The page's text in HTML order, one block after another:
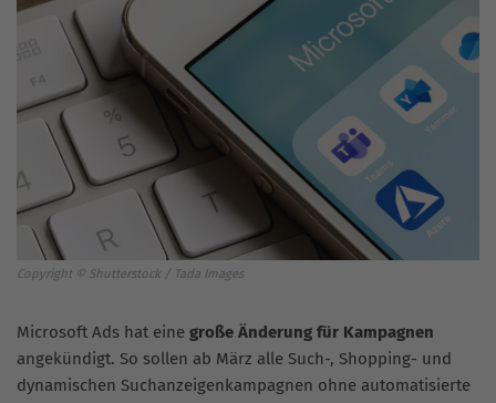
Copyright © Shutterstock / Tada Images
Microsoft Ads hat eine große Änderung für Kampagnen
angekündigt. So sollen ab März alle Such-, Shopping- und
dynamischen Suchanzeigenkampagnen ohne automatisierte